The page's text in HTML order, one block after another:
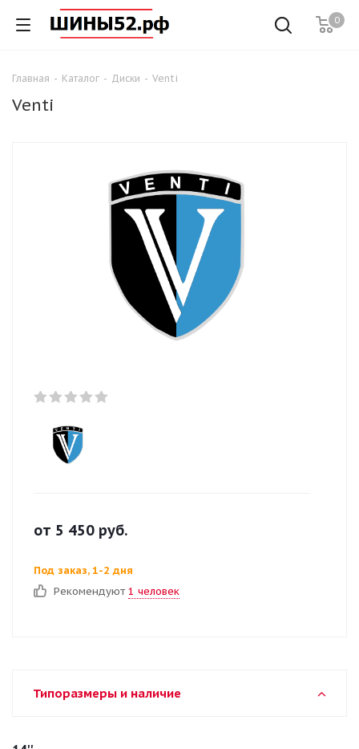
0
Главная - Каталог - Диски - Venti
Venti
от 5 450 руб.
Под заказ, 1-2 дня
Рекомендуют 1 человек
Типоразмеры и наличие